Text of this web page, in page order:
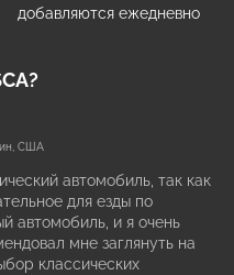
добавляются ежедневно
США
автомобиль, так как
для езды по
автомобиль, и я очень
мне заглянуть на
классических